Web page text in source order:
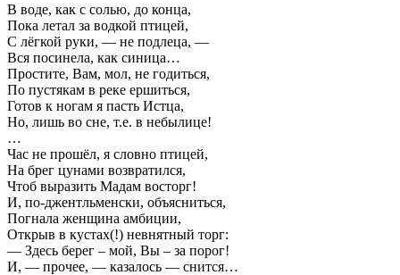
В воде, как с солью, до конца,
Пока летал за водкой птицей,
С лёгкой руки, — не подлеца, —
Вся посинела, как синица…
Простите, Вам, мол, не годиться,
По пустякам в реке ершиться,
Готов к ногам я пасть Истца,
Но, лишь во сне, т.е. в небылице!
…
Час не прошёл, я словно птицей,
На брег цунами возвратился,
Чтоб выразить Мадам восторг!
И, по-джентльменски, объясниться,
Погнала женщина амбиции,
Открыв в кустах(!) невнятный торг:
— Здесь берег – мой, Вы – за порог!
И, — прочее, — казалось — снится…